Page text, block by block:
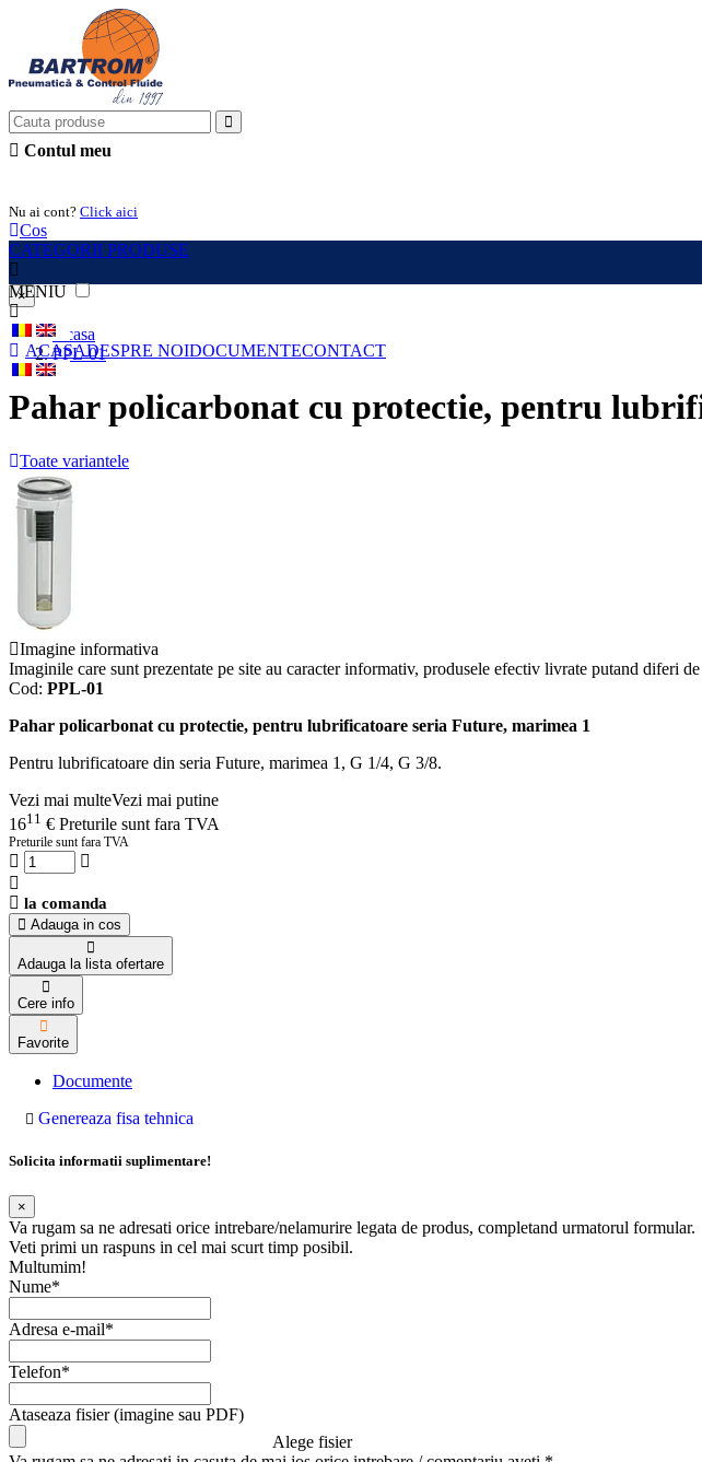
Contul meu
Nu ai cont? Click aici
Cos
CATEGORII PRODUSE
MENIU
ACASADESPRE NOIDOCUMENTECONTACT
×
Acasa
PPL-01
Pahar policarbonat cu protectie, pentru
Toate variantele
Imagine informativa
Imaginile care sunt prezentate pe site au caracter informativ, produsele efectiv livrate putand diferi
Cod: PPL-01
Pahar policarbonat cu protectie, pentru lubrificatoare seria Future, marimea 1
Pentru lubrificatoare din seria Future, marimea 1, G 1/4, G 3/8.
Vezi mai multeVezi mai putine
1611 € Preturile sunt fara TVA
Preturile sunt fara TVA
la comanda
Adauga in cos
Adauga la lista ofertare
Cere info
Favorite
Documente
Genereaza fisa tehnica
Solicita informatii suplimentare!
×
Va rugam sa ne adresati orice intrebare/nelamurire legata de produs, completand urmatorul formular.
Veti primi un raspuns in cel mai scurt timp posibil.
Multumim!
Nume*
Adresa e-mail*
Telefon*
Ataseaza fisier (imagine sau PDF)
Alege fisier